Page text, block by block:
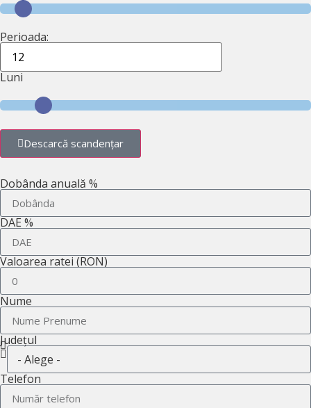
Perioada:
Luni
Descarcă scandențar
Dobânda anuală %
DAE %
Valoarea ratei (RON)
Nume
Județul
Telefon